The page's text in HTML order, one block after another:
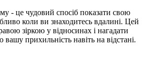
- це чудовий спосіб показати свою
коли ви знаходитесь вдалині. Цей
зіркою у відносинах і нагадати
прихильність навіть на відстані.